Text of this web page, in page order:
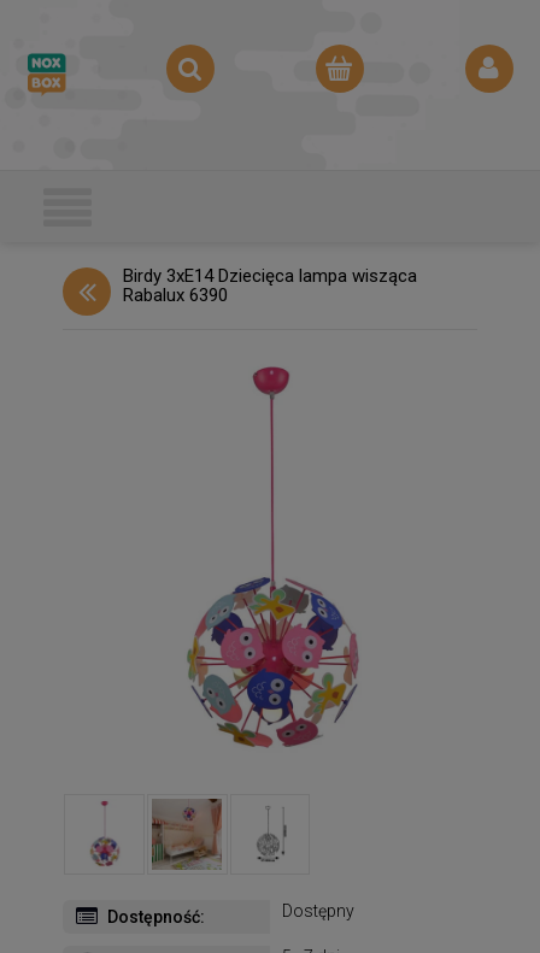
Birdy 3xE14 Dziecięca lampa wisząca
Rabalux 6390
Dostępność: Dostępny